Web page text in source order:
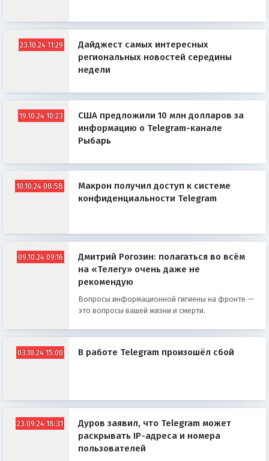
23.10.24 11:29
Дайджест самых интересных
региональных новостей середины
недели
19.10.24 10:23
США предложили 10 млн долларов за
информацию о Telegram-канале
Рыбарь
10.10.24 08:58
Макрон получил доступ к системе
конфиденциальности Telegram
09.10.24 09:16
Дмитрий Рогозин: полагаться во всём
на «Телегу» очень даже не
рекомендую
Вопросы информационной гигиены на фронте —
это вопросы вашей жизни и смерти.
03.10.24 15:00 В работе Telegram произошёл сбой
23.09.24 18:31
Дуров заявил, что Telegram может
раскрывать IP-адреса и номера
пользователей